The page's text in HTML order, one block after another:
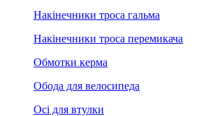
Накінечники троса гальма
Накінечники троса перемикача
Обмотки керма
Обода для велосипеда
Осі для втулки